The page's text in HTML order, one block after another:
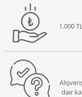
1.000
dair